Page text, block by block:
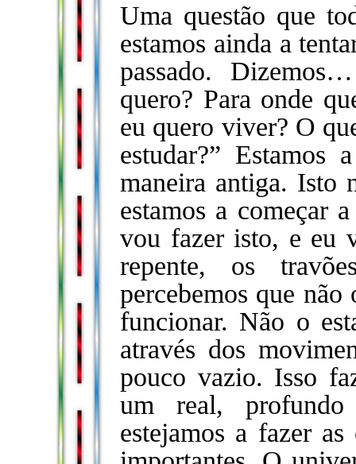
Uma questão que
estamos ainda a
passado.
quero? Para onde
eu quero viver? O
estudar?”
maneira antiga. Isto
estamos a começar
vou fazer isto, e eu
repente, os
percebemos que não
funcionar. Não o
através dos
pouco vazio. Isso
um real,
estejamos a fazer